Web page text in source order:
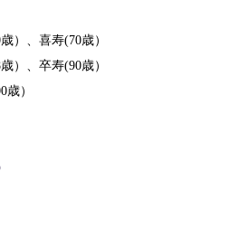
歳）、喜寿(70歳）
歳）、卒寿(90歳）
）